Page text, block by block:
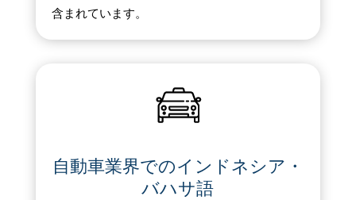
含まれています。
自動車業界でのインドネシア・
バハサ語